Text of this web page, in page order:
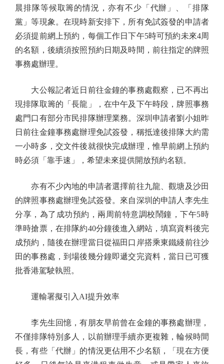
晨排隊等候取籌的情況，亦有不少「代辦」、「排隊
黨」等現象。在現時新安排下，所有免試簽發的申請者
必須提前網上預約，每個工作日下午5時可預約未來4周
的名額，後續須按照預約日期及時間，前往指定的牌照
事務處辦理。
大公報記者近日前往金鐘的事務處觀察，已不再出
現排隊取籌的「長龍」，在中午及下午時段，牌照事務
處門口有部分市民排隊辦理業務。深圳申請者劉小姐昨
日前往金鐘事務處辦理免試簽發，稱抵達後排隊大約需
一小時多，交文件後就很快完成辦理，惟早前網上預約
時必須「靠手速」，希望未來提供開放預約名額。
亦有不少內地的申請者選擇前往九龍、觀塘及沙田
的牌照事務處辦理免試簽發。來自深圳的申請人李先生
分享，為了成功預約，兩周前特意調校鬧鐘，下午5時
準時搶票，在排隊約40分鐘後進入網站，填寫資料後完
成預約，隨後在辦理當日從福田口岸搭乘東鐵綫前往沙
田的事務處，到場後幾分鐘即遞交完資料，當日已可獲
批香港駕駛執照。
運輸署擬引入AI提升效率
李先生回憶，有朋友早前曾在金鐘的事務處辦理，
不僅排隊特別多人，以前辦理手續亦更複雜，輪候時間
長，有些「代辦」的情況更佔用不少名額，「現在方便